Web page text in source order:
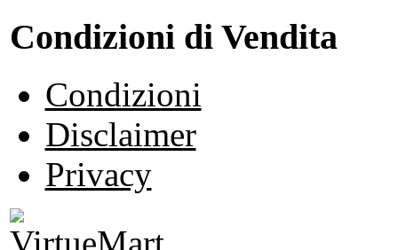
Condizioni di Vendita
Condizioni
Disclaimer
Privacy